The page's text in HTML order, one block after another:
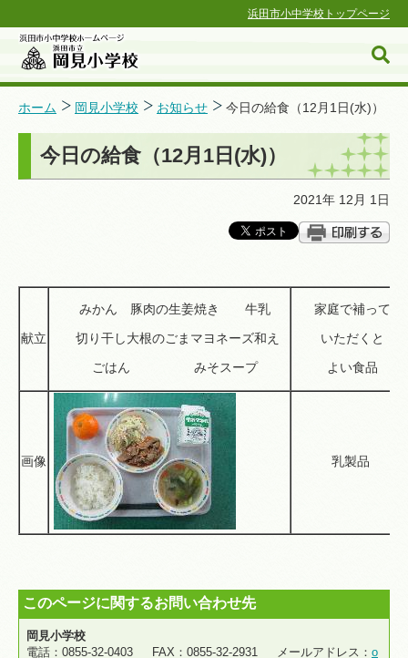
浜田市小中学校トップページ
浜田市小中学校ホームページ
ホーム 岡見小学校 お知らせ 今日の給食（12月1日(水)）
今日の給食（12月1日(水)）
2021年 12月 1日
献立
みかん 豚肉の生姜焼き 牛乳
切り干し大根のごまマヨネーズ和え
ごはん みそスープ
家庭で補って
いただくと
よい食品
画像 乳製品
このページに関するお問い合わせ先
岡見小学校
電話：0855-32-0403 FAX：0855-32-2931 メールアドレス： o